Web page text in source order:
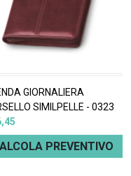
GIORNALIERA
SIMILPELLE - 0323
PREVENTIVO